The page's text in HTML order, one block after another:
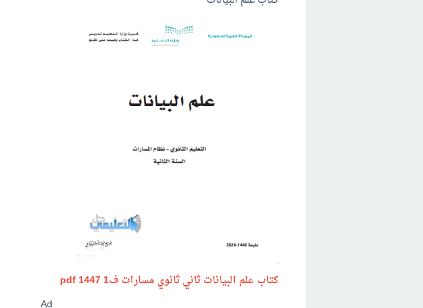
كتاب علم البياناتثاني ثانوي مسارات ف1 pdf 1447